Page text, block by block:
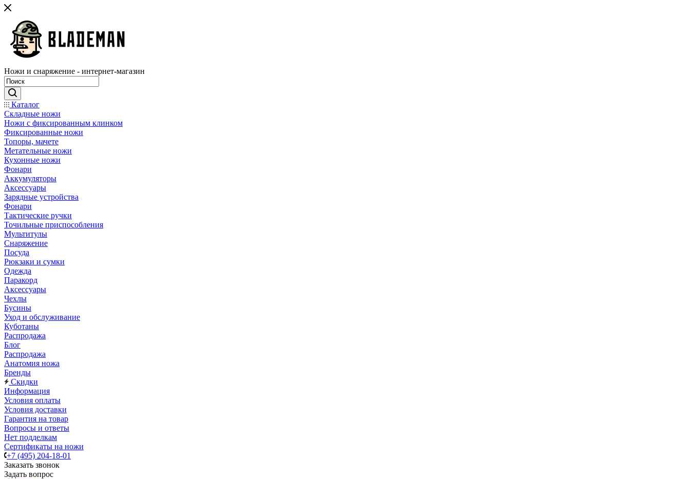
Ножи и снаряжение - интернет-магазин
Каталог
Складные ножи
Ножи с фиксированным клинком
Фиксированные ножи
Топоры, мачете
Метательные ножи
Кухонные ножи
Фонари
Аккумуляторы
Аксессуары
Зарядные устройства
Фонари
Тактические ручки
Точильные приспособления
Мультитулы
Снаряжение
Посуда
Рюкзаки и сумки
Одежда
Паракорд
Аксессуары
Чехлы
Бусины
Уход и обслуживание
Куботаны
Распродажа
Блог
Распродажа
Анатомия ножа
Бренды
Скидки
Информация
Условия оплаты
Условия доставки
Гарантия на товар
Вопросы и ответы
Нет подделкам
Сертификаты на ножи
+7 (495) 204-18-01
Заказать звонок
Задать вопрос